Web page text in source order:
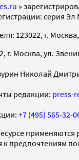
»
серия Эл
123022, г.
г. Москва, ул.
Николай
редакции: press-
+7 (495) 565-32-
применяются
к предпочтениям